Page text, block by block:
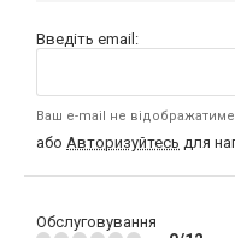
Введіть email:
Ваш e-mail не
або Авторизуйтесь для
Обслуговування